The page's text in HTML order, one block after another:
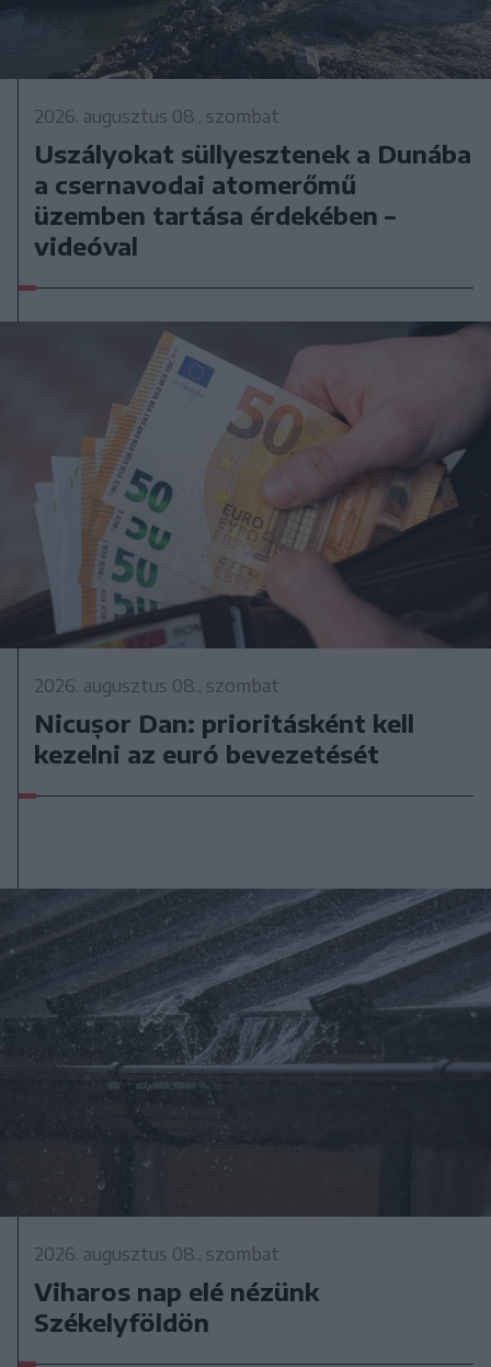
2026. augusztus 08., szombat
Uszályokat süllyesztenek a Dunába
a csernavodai atomerőmű
üzemben tartása érdekében –
videóval
2026. augusztus 08., szombat
Nicușor Dan: prioritásként kell
kezelni az euró bevezetését
2026. augusztus 08., szombat
Viharos nap elé nézünk
Székelyföldön